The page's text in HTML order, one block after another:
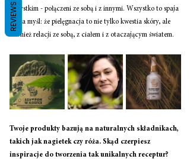
wszystkim - połączeni ze sobą i z innymi. Wszystko to spaja
jedna myśl: że pielęgnacja to nie tylko kwestia skóry, ale
również relacji ze sobą, z ciałem i z otaczającym światem.
Twoje produkty bazują na naturalnych składnikach,
takich jak nagietek czy róża. Skąd czerpiesz
inspiracje do tworzenia tak unikalnych receptur?
REVIEWS